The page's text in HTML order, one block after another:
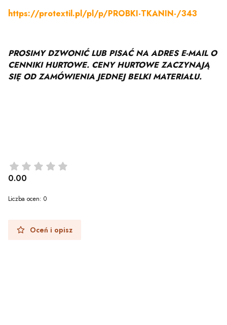
https://protextil.pl/pl/p/PROBKI-TKANIN-/343
PROSIMY DZWONIĆ LUB PISAĆ NA ADRES E-MAIL O
CENNIKI HURTOWE. CENY HURTOWE ZACZYNAJĄ
SIĘ OD ZAMÓWIENIA JEDNEJ BELKI MATERIAŁU.
0.00
Liczba ocen: 0
Oceń i opisz